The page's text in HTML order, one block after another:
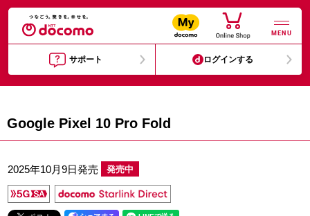
MENU
サポート ログインする
Google Pixel 10 Pro Fold
2025年10月9日発売 発売中